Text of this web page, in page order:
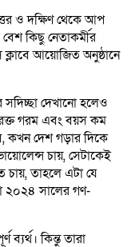
ও দক্ষিণ থেকে আপ
কিছু নেতাকর্মীর
আয়োজিত অনুষ্ঠানে
দেখানো হলেও
গরম এবং বয়স কম
কখন দেশ গড়ার দিকে
চায়, সেটাকেই
চায়, তাহলে এটা যে
২০২৪ সালের গণ-
ব্যর্থ। কিন্তু তারা